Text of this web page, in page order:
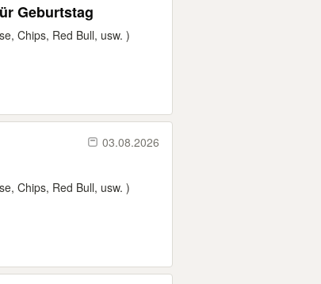
für Geburtstag
Chips, Red Bull, usw. )
03.08.2026
Chips, Red Bull, usw. )